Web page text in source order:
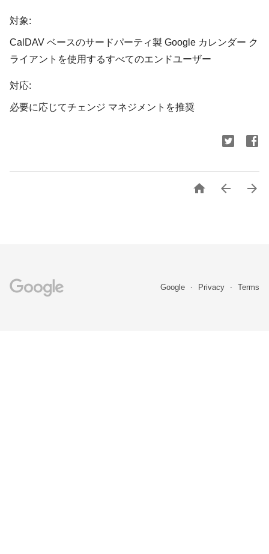
対象:
CalDAV ベースのサードパーティ製 Google カレンダー ク
ライアントを使用するすべてのエンドユーザー
対応:
必要に応じてチェンジ マネジメントを推奨
  
Google Privacy Terms